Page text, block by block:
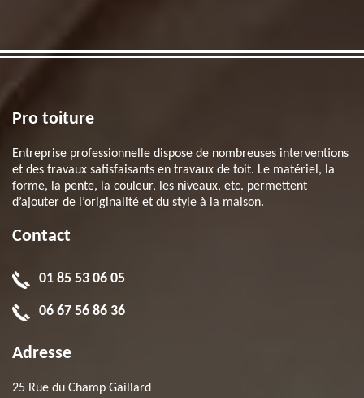
Pro toiture
Entreprise professionnelle dispose de nombreuses interventions
et des travaux satisfaisants en travaux de toit. Le matériel, la
forme, la pente, la couleur, les niveaux, etc. permettent
d’ajouter de l’originalité et du style à la maison.
Contact
01 85 53 06 05
06 67 56 86 36
Adresse
25 Rue du Champ Gaillard